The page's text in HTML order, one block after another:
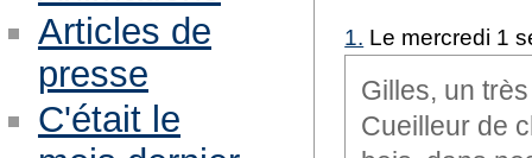
1. Le mercredi 1
Gilles, un
Cueilleur de
Articles de
presse
C'était le